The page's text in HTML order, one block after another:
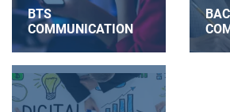
BTS
COMMUNICATION